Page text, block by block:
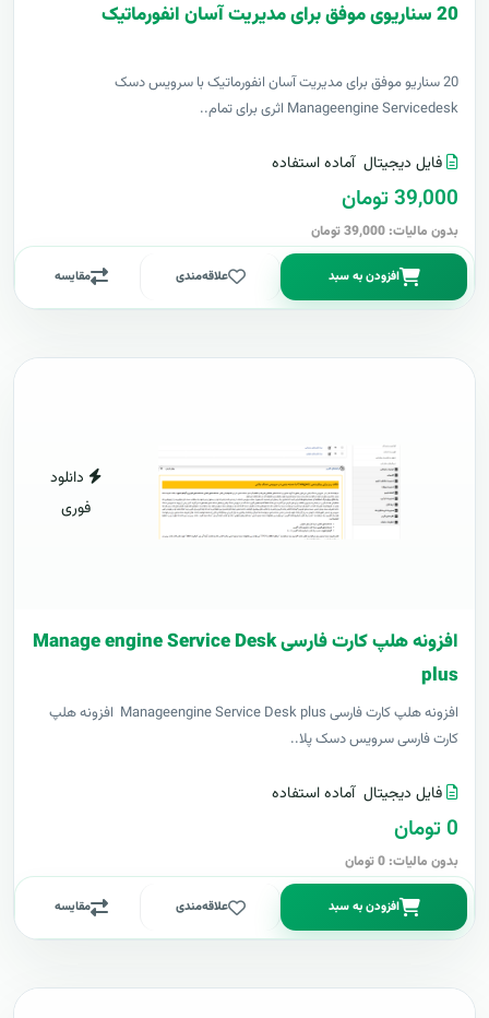
20 سناریوی موفق برای مدیریت آسان انفورماتیک
20 سناریو موفق برای مدیریت آسان انفورماتیک با سرویس دسک
Manageengine Servicedesk اثری برای تمام..
فایل دیجیتال آماده استفاده
39,000 تومان
بدون مالیات: 39,000 تومان
افزودن به سبد علاقه‌مندی مقایسه
دانلود
فوری
افزونه هلپ کارت فارسی Manage engine Service Desk
plus
افزونه هلپ کارت فارسی Manageengine Service Desk plus افزونه هلپ
کارت فارسی سرویس دسک پلا..
فایل دیجیتال آماده استفاده
0 تومان
بدون مالیات: 0 تومان
افزودن به سبد علاقه‌مندی مقایسه